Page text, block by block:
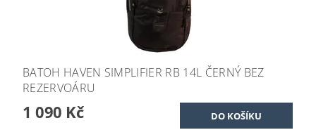
BATOH HAVEN SIMPLIFIER RB 14L ČERNÝ BEZ
REZERVOÁRU
1 090 Kč